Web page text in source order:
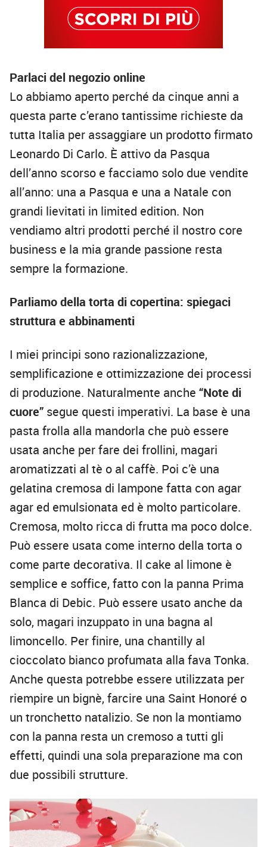
Parlaci del negozio online
Lo abbiamo aperto perché da cinque anni a
questa parte c’erano tantissime richieste da
tutta Italia per assaggiare un prodotto firmato
Leonardo Di Carlo. È attivo da Pasqua
dell’anno scorso e facciamo solo due vendite
all’anno: una a Pasqua e una a Natale con
grandi lievitati in limited edition. Non
vendiamo altri prodotti perché il nostro core
business e la mia grande passione resta
sempre la formazione.
Parliamo della torta di copertina: spiegaci
struttura e abbinamenti
I miei principi sono razionalizzazione,
semplificazione e ottimizzazione dei processi
di produzione. Naturalmente anche “Note di
cuore” segue questi imperativi. La base è una
pasta frolla alla mandorla che può essere
usata anche per fare dei frollini, magari
aromatizzati al tè o al caffè. Poi c’è una
gelatina cremosa di lampone fatta con agar
agar ed emulsionata ed è molto particolare.
Cremosa, molto ricca di frutta ma poco dolce.
Può essere usata come interno della torta o
come parte decorativa. Il cake al limone è
semplice e soffice, fatto con la panna Prima
Blanca di Debic. Può essere usato anche da
solo, magari inzuppato in una bagna al
limoncello. Per finire, una chantilly al
cioccolato bianco profumata alla fava Tonka.
Anche questa potrebbe essere utilizzata per
riempire un bignè, farcire una Saint Honoré o
un tronchetto natalizio. Se non la montiamo
con la panna resta un cremoso a tutti gli
effetti, quindi una sola preparazione ma con
due possibili strutture.